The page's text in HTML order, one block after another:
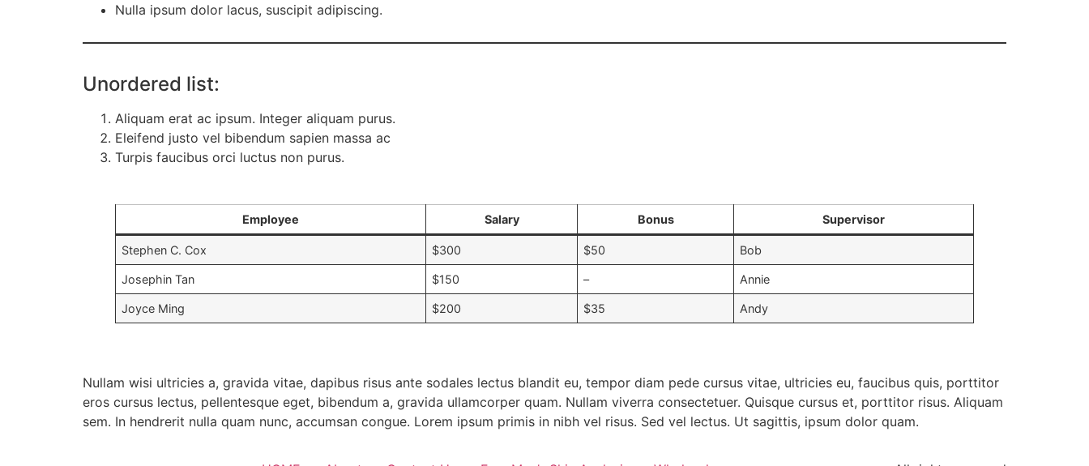
Nulla ipsum dolor lacus, suscipit adipiscing.
Unordered list:
Aliquam erat ac ipsum. Integer aliquam purus.
Eleifend justo vel bibendum sapien massa ac
Turpis faucibus orci luctus non purus.
Employee Salary Bonus Supervisor
Stephen C. Cox $300 $50 Bob
Josephin Tan $150 – Annie
Joyce Ming $200 $35 Andy
Nullam wisi ultricies a, gravida vitae, dapibus risus ante sodales lectus blandit eu, tempor diam pede cursus vitae, ultricies eu, faucibus quis, porttitor
eros cursus lectus, pellentesque eget, bibendum a, gravida ullamcorper quam. Nullam viverra consectetuer. Quisque cursus et, porttitor risus. Aliquam
sem. In hendrerit nulla quam nunc, accumsan congue. Lorem ipsum primis in nibh vel risus. Sed vel lectus. Ut sagittis, ipsum dolor quam.